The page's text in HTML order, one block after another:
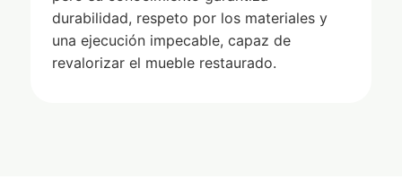
durabilidad, respeto por los materiales y
una ejecución impecable, capaz de
revalorizar el mueble restaurado.